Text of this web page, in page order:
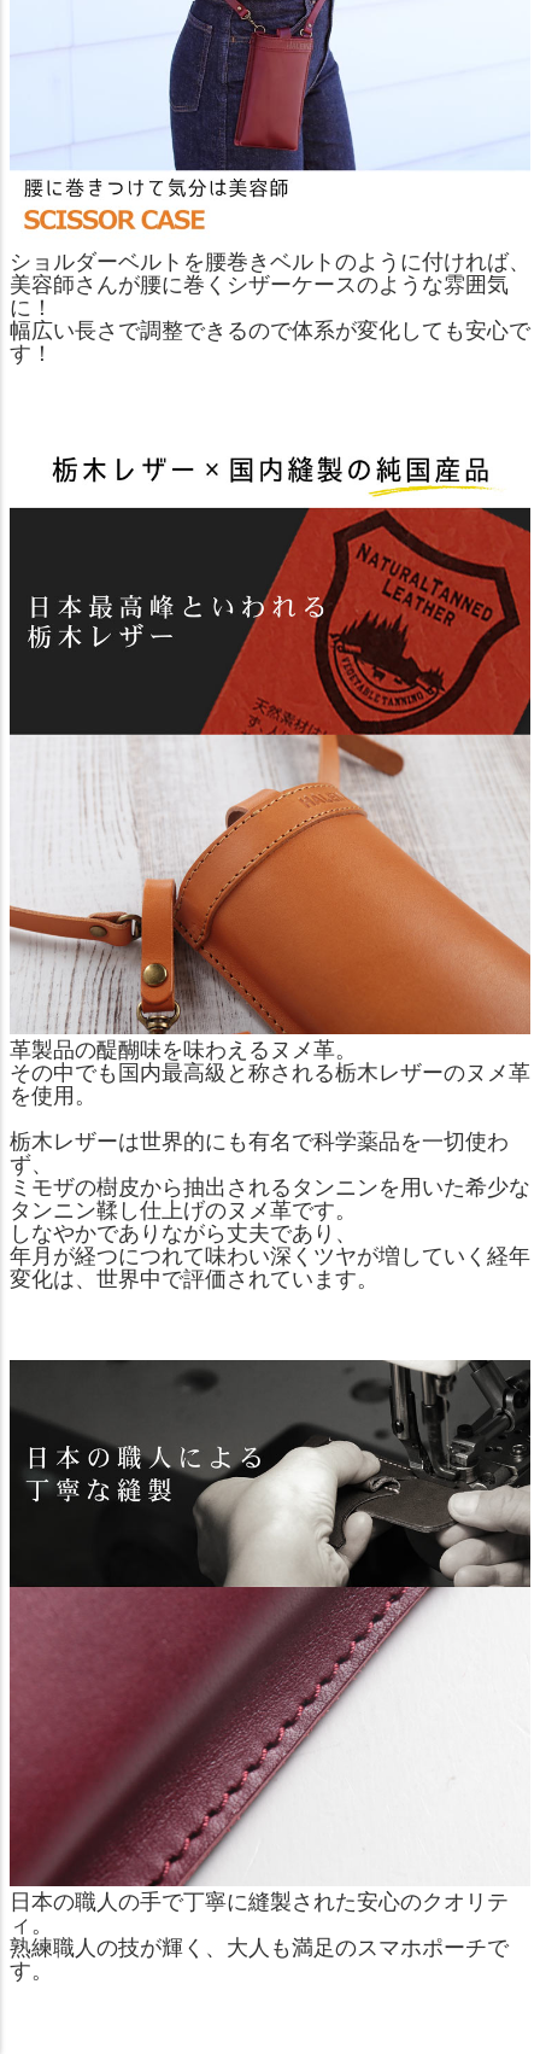
ショルダーベルトを腰巻きベルトのように付ければ、
美容師さんが腰に巻くシザーケースのような雰囲気
に！
幅広い長さで調整できるので体系が変化しても安心で
す！
革製品の醍醐味を味わえるヌメ革。
その中でも国内最高級と称される栃木レザーのヌメ革
を使用。
栃木レザーは世界的にも有名で科学薬品を一切使わ
ず、
ミモザの樹皮から抽出されるタンニンを用いた希少な
タンニン鞣し仕上げのヌメ革です。
しなやかでありながら丈夫であり、
年月が経つにつれて味わい深くツヤが増していく経年
変化は、世界中で評価されています。
日本の職人の手で丁寧に縫製された安心のクオリテ
ィ。
熟練職人の技が輝く、大人も満足のスマホポーチで
す。